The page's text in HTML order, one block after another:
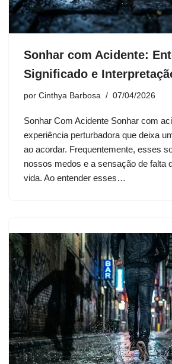
Sonhar com Acidente:
Significado e
por Cinthya Barbosa 07/04/2026
Sonhar Com Acidente Sonhar com
experiência perturbadora que deixa
ao acordar. Frequentemente, esses
nossos medos e a sensação de falta
vida. Ao entender esses…